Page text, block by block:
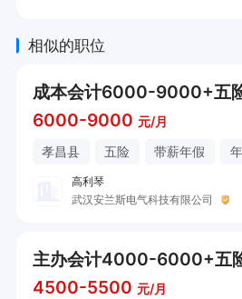
诉、单据归档规范、价格制度
相似的职位
成本会计6000-9000+五
6000-9000 元/月
孝昌县 五险 带薪年假
高利琴
武汉安兰斯电气科技有限公司
主办会计4000-6000+五
4500-5500 元/月